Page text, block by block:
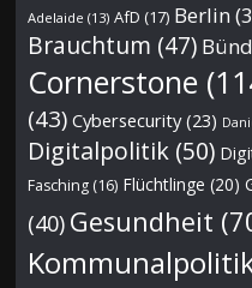
Adelaide (13) AfD (17) Berlin
Brauchtum (47)
Cornerstone
(43) Cybersecurity(23)
Digitalpolitik (50)
Fasching (16) Flüchtlinge (20)
(40) Gesundheit